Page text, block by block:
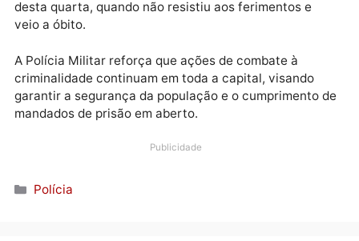
Durante a ação policial no bairro Nova Floresta, o
criminoso estava armado com um revólver calibre
sargento do BPTAR acabou sendo baleado, e
foi atingido e neutralizado pelos policiais.
Paulo II, onde ficou sob cuidados médicos até a
veio a óbito.